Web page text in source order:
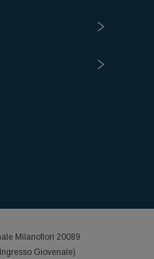
Milanofiori 20089
Giovenale)